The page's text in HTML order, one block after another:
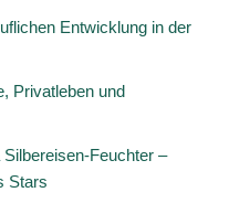
Entwicklung in der
Privatleben und
Feuchter –
Stars